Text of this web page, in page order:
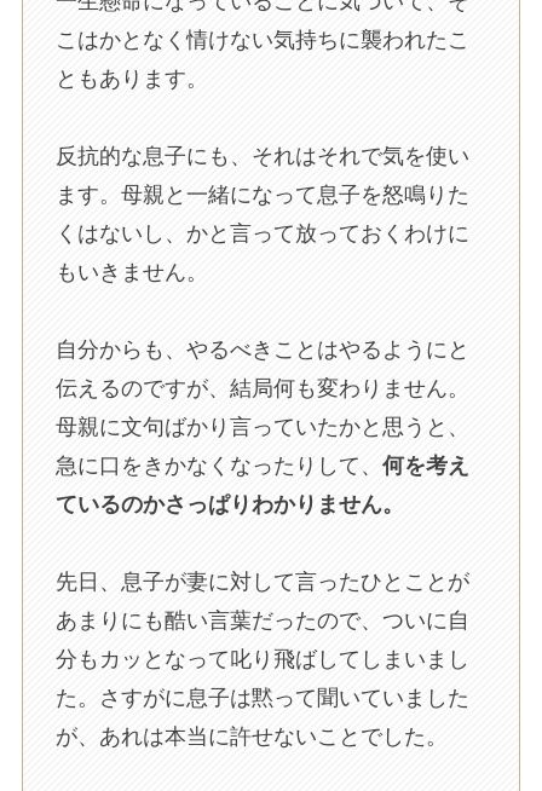
こはかとなく情けない気持ちに襲われたこ
ともあります。
反抗的な息子にも、それはそれで気を使い
ます。母親と一緒になって息子を怒鳴りた
くはないし、かと言って放っておくわけに
もいきません。
自分からも、やるべきことはやるようにと
伝えるのですが、結局何も変わりません。
母親に文句ばかり言っていたかと思うと、
急に口をきかなくなったりして、 何を考え
ているのかさっぱりわかりません。
先日、息子が妻に対して言ったひとことが
あまりにも酷い言葉だったので、ついに自
分もカッとなって叱り飛ばしてしまいまし
た。さすがに息子は黙って聞いていました
が、あれは本当に許せないことでした。